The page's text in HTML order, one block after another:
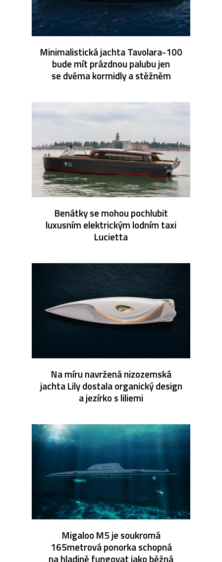
Minimalistická jachta Tavolara-100
bude mít prázdnou palubu jen
se dvěma kormidly a stěžněm
Benátky se mohou pochlubit
luxusním elektrickým lodním taxi
Lucietta
Na míru navržená nizozemská
jachta Lily dostala organický design
a jezírko s liliemi
Migaloo M5 je soukromá
165metrová ponorka schopná
na hladině fungovat jako běžná